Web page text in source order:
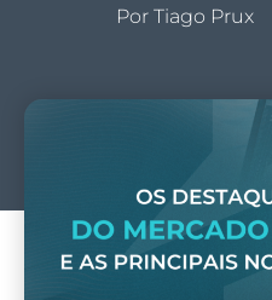
Por Tiago Prux